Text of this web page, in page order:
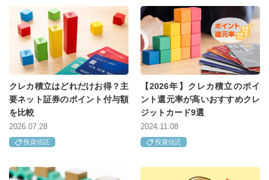
クレカ積立はどれだけお得？主
要ネット証券のポイント付与額
を比較
2026.07.28
投資信託
【2026年】クレカ積立のポイ
ント還元率が高いおすすめクレ
ジットカード9選
2024.11.08
投資信託